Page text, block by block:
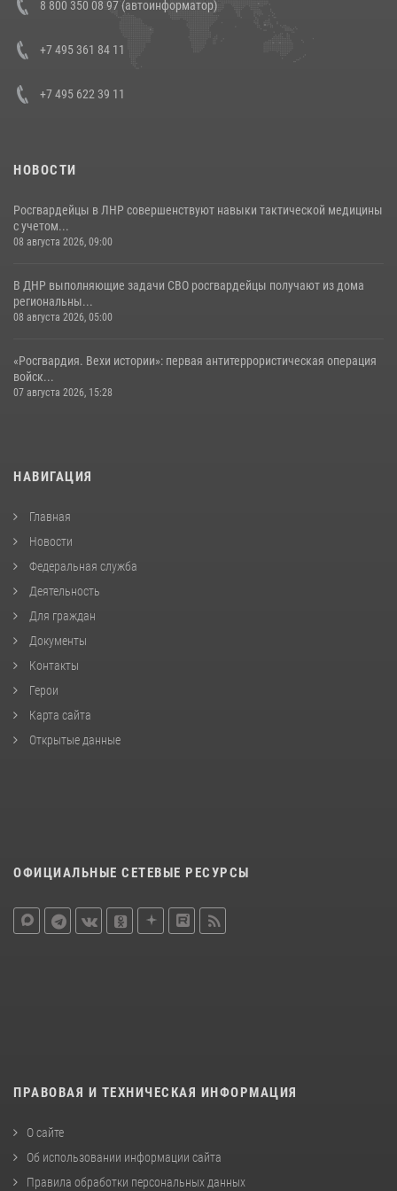
генерала армии Виктора Золотова с заместителем полномочного
представителя Президента Российской Федерации в Северо-
Кавказском федеральном округе Виталием Кузнецовым
8 800 350 08 97 (автоинформатор)
+7 495 361 84 11
+7 495 622 39 11
НОВОСТИ
Росгвардейцы в ЛНР совершенствуют навыки тактической медицины
с учетом...
08 августа 2026, 09:00
В ДНР выполняющие задачи СВО росгвардейцы получают из дома
региональны...
08 августа 2026, 05:00
«Росгвардия. Вехи истории»: первая антитеррористическая операция
войск...
07 августа 2026, 15:28
НАВИГАЦИЯ
Главная
Новости
Федеральная служба
Деятельность
Для граждан
Документы
Контакты
Герои
Карта сайта
Открытые данные
ОФИЦИАЛЬНЫЕ СЕТЕВЫЕ РЕСУРСЫ
ПРАВОВАЯ И ТЕХНИЧЕСКАЯ ИНФОРМАЦИЯ
О сайте
Об использовании информации сайта
Правила обработки персональных данных